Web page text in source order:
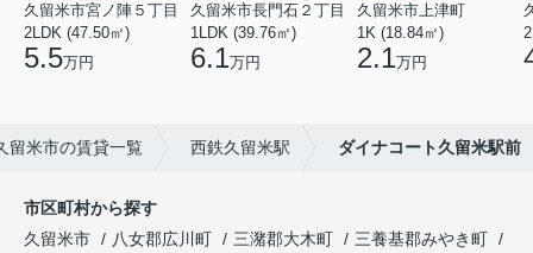
久留米市宮ノ陣５丁目
2LDK (47.50㎡)
5.5万円
久留米市長門石２丁目
1LDK (39.76㎡)
6.1万円
久留米市上津町
1K (18.84㎡)
2.1万円
留米市の賃貸一覧 西鉄久留米駅 ダイナコート久留米駅前
市区町村から探す
久留米市
八女郡広川町 三潴郡大木町
三養基郡みやき町